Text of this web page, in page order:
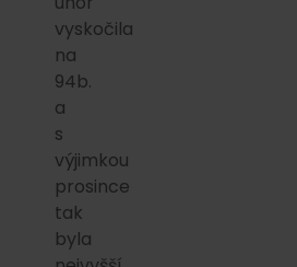
vyskočila
na
94b.
a
s
výjimkou
prosince
tak
byla